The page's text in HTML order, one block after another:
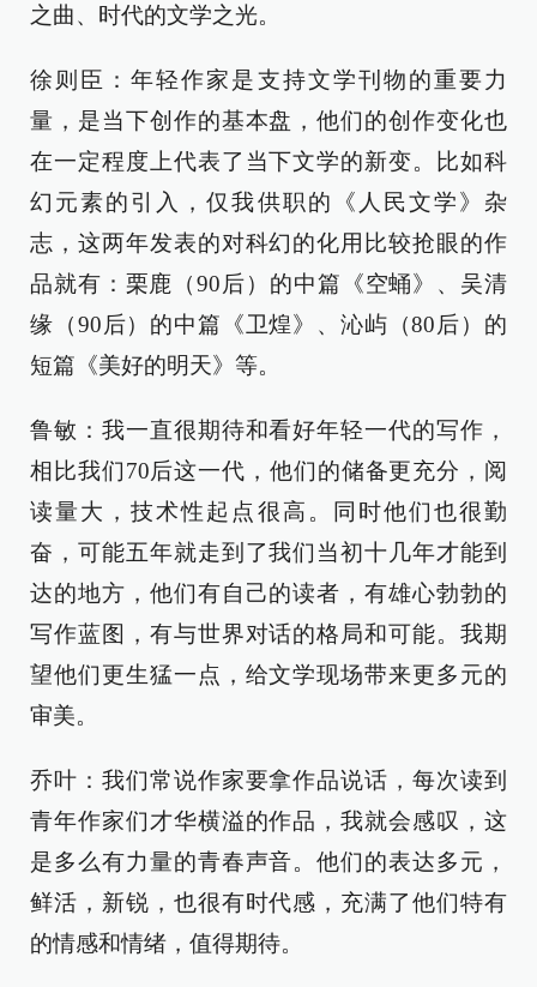
之曲、时代的文学之光。
徐则臣：年轻作家是支持文学刊物的重要力
量，是当下创作的基本盘，他们的创作变化也
在一定程度上代表了当下文学的新变。比如科
幻元素的引入，仅我供职的《人民文学》杂
志，这两年发表的对科幻的化用比较抢眼的作
品就有：栗鹿（90后）的中篇《空蛹》、吴清
缘（90后）的中篇《卫煌》、沁屿（80后）的
短篇《美好的明天》等。
鲁敏：我一直很期待和看好年轻一代的写作，
相比我们70后这一代，他们的储备更充分，阅
读量大，技术性起点很高。同时他们也很勤
奋，可能五年就走到了我们当初十几年才能到
达的地方，他们有自己的读者，有雄心勃勃的
写作蓝图，有与世界对话的格局和可能。我期
望他们更生猛一点，给文学现场带来更多元的
审美。
乔叶：我们常说作家要拿作品说话，每次读到
青年作家们才华横溢的作品，我就会感叹，这
是多么有力量的青春声音。他们的表达多元，
鲜活，新锐，也很有时代感，充满了他们特有
的情感和情绪，值得期待。